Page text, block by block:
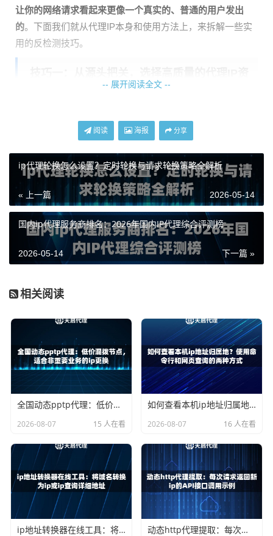
让你的网络请求看起来更像一个真实的、普通的用户发出
的。下面我们就从代理IP本身和使用方法上，来拆解一些实
用的反检测技巧。
“工欲善其事，必先利其器”。反检测的第一步，往往在你选
择代理IP服务时就已经决定了。一个优质的代理IP服务商，
能为你提供坚实的后盾。
要看IP的“出身”。那些被广泛滥用、来自数据中心机房的IP
段，很容易被网站的风控系统标记。选择像天启代理这样拥
有运营商正规授权资源、自建纯净机房网络的服务商至关重
要。天启代理的IP资源由运营商直接授权，掌握一手资源，
这意味着IP的纯净度和可信度更高，不像一些公共代理池里
的IP那样“劣迹斑斑”。
要看IP的稳定性和速度。频繁掉线、响应慢的IP，其异常行
迟≤10毫秒的高质量服务，稳定的连接和极速的响应为模拟
真人操作提供了基础，减少了因网络波动导致的异常行为。
技巧二：灵活切换，避免IP过度使用
再好的IP，如果盯着一个用到底，也很快会被识别。动态切
短效动态IP。这类IP的有效期通常在几分钟到半小时，非常
适合在单次任务中快速、大量地更换，使得每次请求都像是
来自不同地点的用户。天启代理提供的短效动态IP，支持高
并发调用，接口请求时间快，可以让你高效地获取和更换I
P。
-- 展开阅读全文 --
阅读 海报 分享
ip代理轮换怎么设置？定时轮换与请求轮换策略全解析
« 上一篇 2026-05-14
国内ip代理服务商排名：2026年国内IP代理综合评测榜
下一篇 »
2026-05-14
相关阅读
全国动态pptp代理：低价混拨节点，适合非重要业务的ip更换
2026-08-07 15 人在看
如何查看本机ip地址归属地？使用命令行和网页查询的两种方式
2026-08-07 16 人在看
ip地址转换器在线工具：将域名转换为ip或ip查询详细地址 动态http代理提取：每次请求返回新ip的API接口调用示例